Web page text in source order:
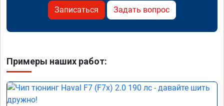
Записаться Задать вопрос
Примеры наших работ: